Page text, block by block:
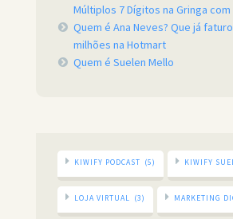
Múltiplos 7 Dígitos na Gringa
Quem é Ana Neves? Que já
milhões na Hotmart
Quem é Suelen Mello
KIWIFY PODCAST (5) KIWIFY
LOJA VIRTUAL (3) MARKETING